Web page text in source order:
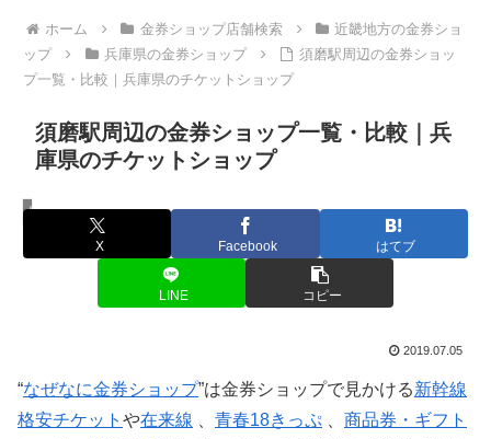
ホーム 金券ショップ店舗検索
近畿地方の金券ショ
ップ
兵庫県の金券ショップ
須磨駅周辺の金券ショッ
プ一覧・比較｜兵庫県のチケットショップ
須磨駅周辺の金券ショップ一覧・比較｜兵
庫県のチケットショップ
兵庫県の金券ショップ
X Facebook はてブ
LINE コピー
2019.07.05
“なぜなに金券ショップ”は金券ショップで見かける新幹線
格安チケット や在来線 青春18きっぷ
商品券・ギフト